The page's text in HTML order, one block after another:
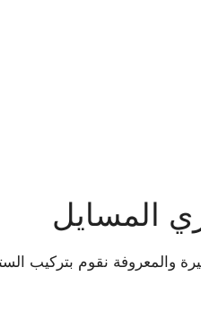
المسايل
والمعروفة نقوم بتركيب